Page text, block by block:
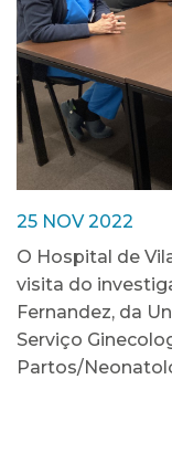
25 NOV 2022
O Hospital de
visita do
Fernandez, da
Serviço
Partos/